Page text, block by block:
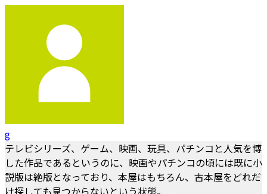
g
テレビシリーズ、ゲーム、映画、玩具、パチンコと人気を博
した作品であるというのに、映画やパチンコの頃には既に小
説版は絶版となっており、本屋はもちろん、古本屋をどれだ